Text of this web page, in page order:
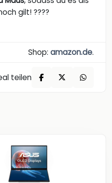
gilt! ????
Shop: amazon.de.
teilen